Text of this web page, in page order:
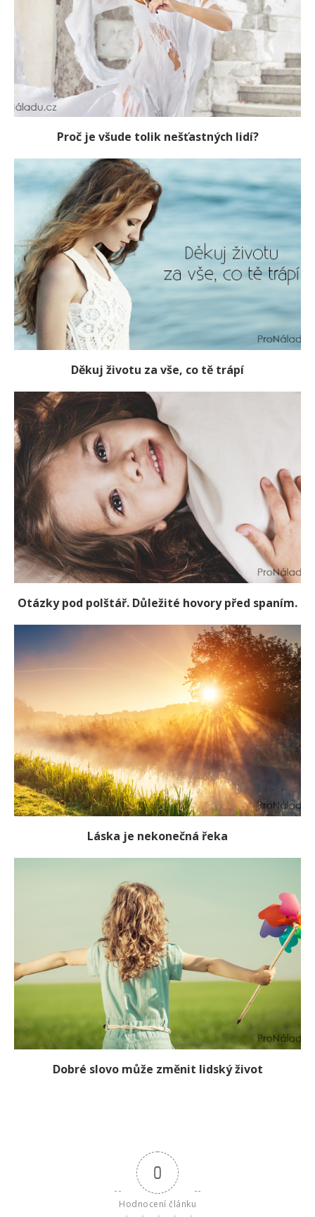
Proč je všude tolik nešťastných lidí?
Děkuj životu za vše, co tě trápí
Otázky pod polštář. Důležité hovory před spaním.
Láska je nekonečná řeka
Dobré slovo může změnit lidský život
0
Hodnocení článku